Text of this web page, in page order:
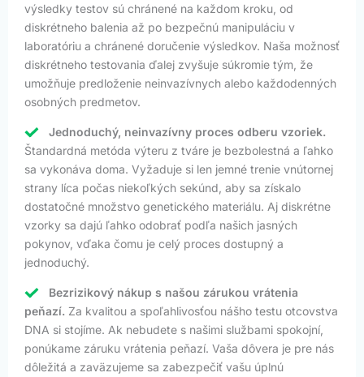
výsledky testov sú chránené na každom kroku, od
diskrétneho balenia až po bezpečnú manipuláciu v
laboratóriu a chránené doručenie výsledkov. Naša možnosť
diskrétneho testovania ďalej zvyšuje súkromie tým, že
umožňuje predloženie neinvazívnych alebo každodenných
osobných predmetov.
Jednoduchý, neinvazívny proces odberu vzoriek.
Štandardná metóda výteru z tváre je bezbolestná a ľahko
sa vykonáva doma. Vyžaduje si len jemné trenie vnútornej
strany líca počas niekoľkých sekúnd, aby sa získalo
dostatočné množstvo genetického materiálu. Aj diskrétne
vzorky sa dajú ľahko odobrať podľa našich jasných
pokynov, vďaka čomu je celý proces dostupný a
jednoduchý.
Bezrizikový nákup s našou zárukou vrátenia
peňazí. Za kvalitou a spoľahlivosťou nášho testu otcovstva
DNA si stojíme. Ak nebudete s našimi službami spokojní,
ponúkame záruku vrátenia peňazí. Vaša dôvera je pre nás
dôležitá a zaväzujeme sa zabezpečiť vašu úplnú